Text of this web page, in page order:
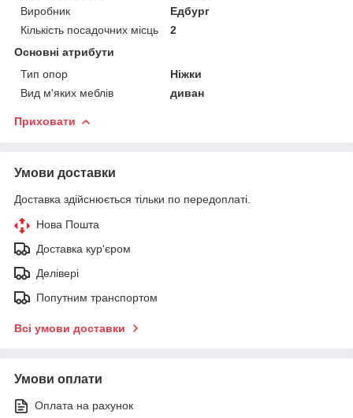
Виробник
Едбург
Кількість посадочних місць
2
Основні атрибути
Тип опор
Ніжки
Вид м'яких меблів
диван
Приховати
Умови доставки
Доставка здійснюється тільки по передоплаті.
Нова Пошта
Доставка кур'єром
Делівері
Попутним транспортом
Всі умови доставки
Умови оплати
Оплата на рахунок